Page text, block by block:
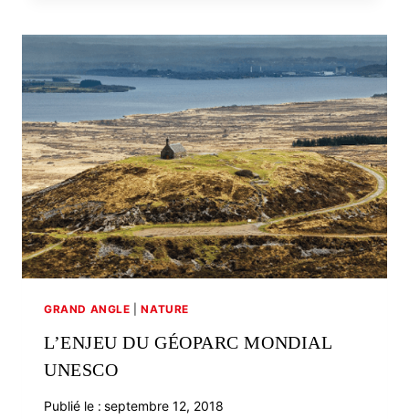
LE
A
MÛRI
GRAND ANGLE |NATURE
L’ENJEU DU GÉOPARC MONDIAL
UNESCO
Publié le : septembre 12, 2018